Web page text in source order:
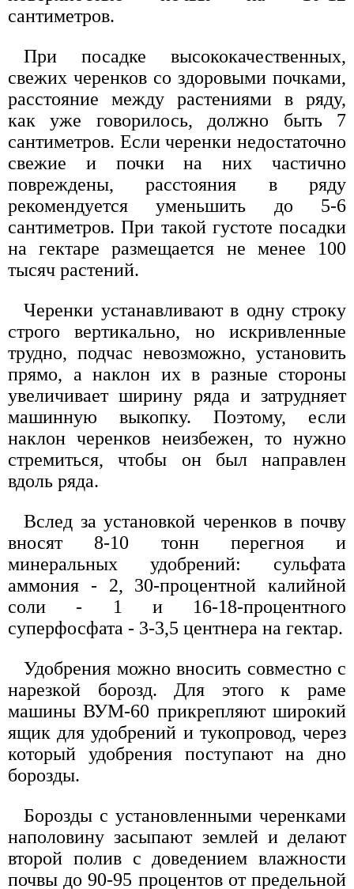
сантиметров.
При посадке высококачественных,
свежих черенков со здоровыми почками,
расстояние между растениями в ряду,
как уже говорилось, должно быть 7
сантиметров. Если черенки недостаточно
свежие и почки на них частично
повреждены, расстояния в ряду
рекомендуется уменьшить до 5-6
сантиметров. При такой густоте посадки
на гектаре размещается не менее 100
тысяч растений.
Черенки устанавливают в одну строку
строго вертикально, но искривленные
трудно, подчас невозможно, установить
прямо, а наклон их в разные стороны
увеличивает ширину ряда и затрудняет
машинную выкопку. Поэтому, если
наклон черенков неизбежен, то нужно
стремиться, чтобы он был направлен
вдоль ряда.
Вслед за установкой черенков в почву
вносят 8-10 тонн перегноя и
минеральных удобрений: сульфата
аммония - 2, 30-процентной калийной
соли - 1 и 16-18-процентного
суперфосфата - 3-3,5 центнера на гектар.
Удобрения можно вносить совместно с
нарезкой борозд. Для этого к раме
машины ВУМ-60 прикрепляют широкий
ящик для удобрений и тукопровод, через
который удобрения поступают на дно
борозды.
Борозды с установленными черенками
наполовину засыпают землей и делают
второй полив с доведением влажности
почвы до 90-95 процентов от предельной